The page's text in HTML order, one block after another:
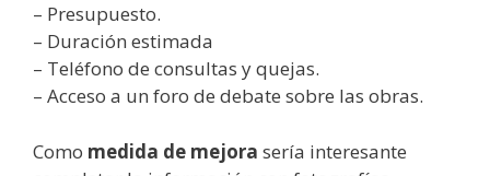
– Presupuesto.
– Duración estimada
– Teléfono de consultas y quejas.
– Acceso a un foro de debate sobre las obras.
Como medida de mejora sería interesante